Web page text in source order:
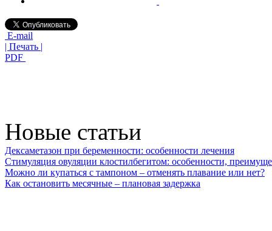
E-mail
| Печать |
PDF
Новые статьи
Дексаметазон при беременности: особенности лечения
Стимуляция овуляции клостилбегитом: особенности,
Можно ли купаться с тампоном – отменять плавание или нет?
Как остановить месячные – плановая задержка